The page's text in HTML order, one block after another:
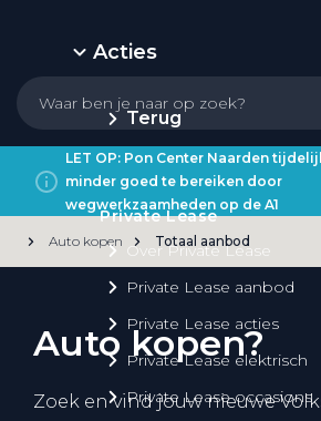
Acties
Terug
Private Lease
Over Private Lease
Private Lease aanbod
Private Lease acties
Private Lease elektrisch
Private Lease occasions
LET OP: Pon Center Naarden
minder goed te bereiken door
wegwerkzaamheden op de A1
Auto kopen Totaal aanbod
Auto kopen?
Zoek en vind jouw nieuwe